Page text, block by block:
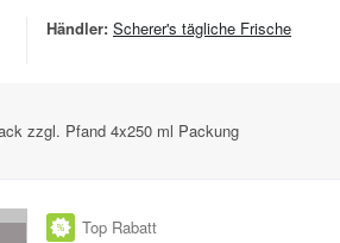
Händler: Scherer's tägliche Frische
zzgl. Pfand 4x250 ml Packung
Top Rabatt